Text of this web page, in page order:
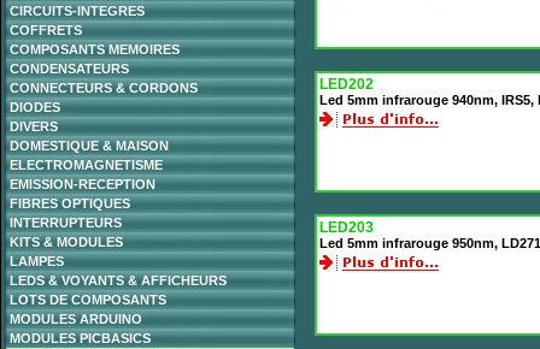
CIRCUITS-INTEGRES
COFFRETS
COMPOSANTS MEMOIRES
CONDENSATEURS
CONNECTEURS & CORDONS
DIODES
DIVERS
DOMESTIQUE & MAISON
ELECTROMAGNETISME
EMISSION-RECEPTION
FIBRES OPTIQUES
INTERRUPTEURS
KITS & MODULES
LAMPES
LEDS & VOYANTS & AFFICHEURS
LOTS DE COMPOSANTS
MODULES ARDUINO
MODULES PICBASICS
LED202
Led 5mm infrarouge 940nm, IRS5,
LED203
Led 5mm infrarouge 950nm,